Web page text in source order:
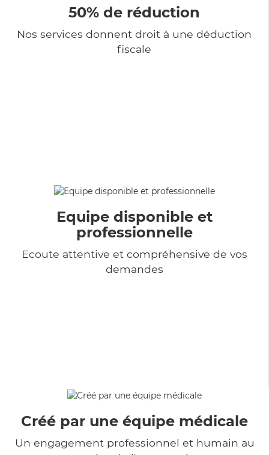
50% de réduction
Nos services donnent droit à une déduction
fiscale
Equipe disponible et
professionnelle
Ecoute attentive et compréhensive de vos
demandes
Créé par une équipe médicale
Un engagement professionnel et humain au